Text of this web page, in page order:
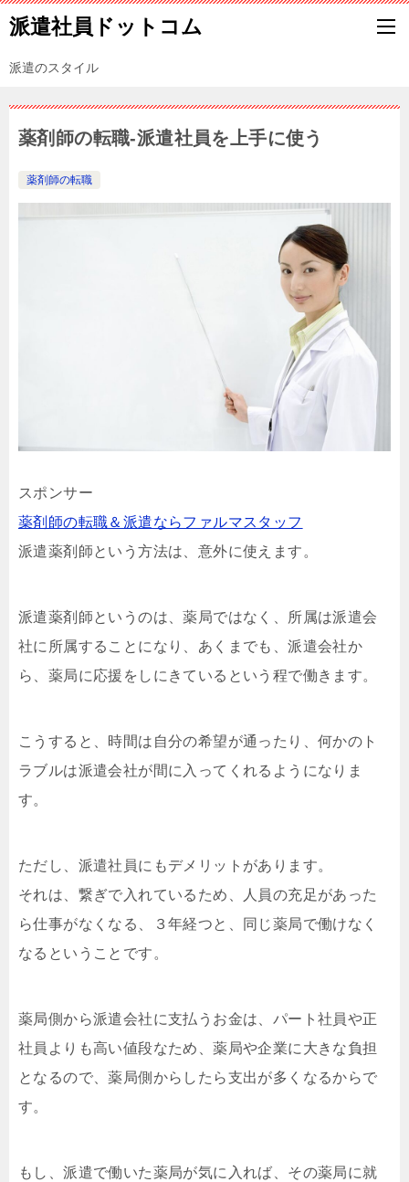
派遣社員ドットコム
派遣のスタイル
薬剤師の転職-派遣社員を上手に使う
薬剤師の転職
スポンサー
薬剤師の転職＆派遣ならファルマスタッフ
派遣薬剤師という方法は、意外に使えます。
派遣薬剤師というのは、薬局ではなく、所属は派遣会
社に所属することになり、あくまでも、派遣会社か
ら、薬局に応援をしにきているという程で働きます。
こうすると、時間は自分の希望が通ったり、何かのト
ラブルは派遣会社が間に入ってくれるようになりま
す。
ただし、派遣社員にもデメリットがあります。
それは、繋ぎで入れているため、人員の充足があった
ら仕事がなくなる、３年経つと、同じ薬局で働けなく
なるということです。
薬局側から派遣会社に支払うお金は、パート社員や正
社員よりも高い値段なため、薬局や企業に大きな負担
となるので、薬局側からしたら支出が多くなるからで
す。
もし、派遣で働いた薬局が気に入れば、その薬局に就